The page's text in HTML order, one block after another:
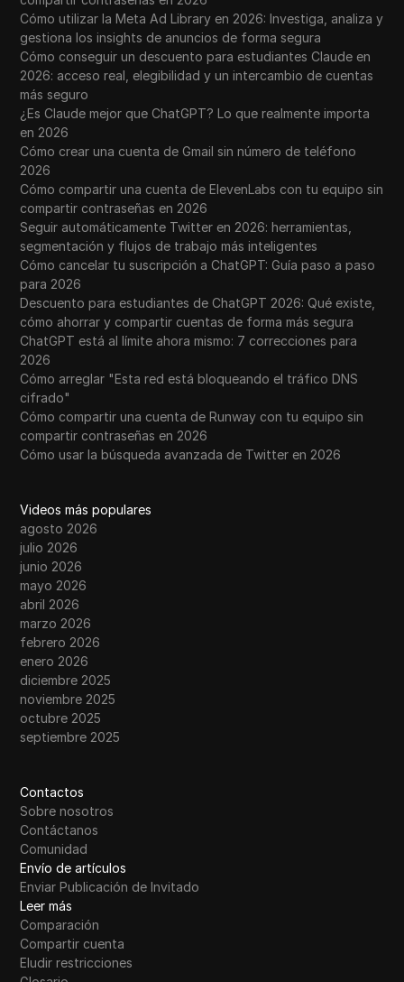
Cómo utilizar la Meta Ad Library en 2026: Investiga, analiza y
gestiona los insights de anuncios de forma segura
Cómo conseguir un descuento para estudiantes Claude en
2026: acceso real, elegibilidad y un intercambio de cuentas
más seguro
¿Es Claude mejor que ChatGPT? Lo que realmente importa
en 2026
Cómo crear una cuenta de Gmail sin número de teléfono
2026
Cómo compartir una cuenta de ElevenLabs con tu equipo sin
compartir contraseñas en 2026
Seguir automáticamente Twitter en 2026: herramientas,
segmentación y flujos de trabajo más inteligentes
Cómo cancelar tu suscripción a ChatGPT: Guía paso a paso
para 2026
Descuento para estudiantes de ChatGPT 2026: Qué existe,
cómo ahorrar y compartir cuentas de forma más segura
ChatGPT está al límite ahora mismo: 7 correcciones para
2026
Cómo arreglar "Esta red está bloqueando el tráfico DNS
cifrado"
Cómo compartir una cuenta de Runway con tu equipo sin
compartir contraseñas en 2026
Cómo usar la búsqueda avanzada de Twitter en 2026
Videos más populares
agosto 2026
julio 2026
junio 2026
mayo 2026
abril 2026
marzo 2026
febrero 2026
enero 2026
diciembre 2025
noviembre 2025
octubre 2025
septiembre 2025
Contactos
Sobre nosotros
Contáctanos
Comunidad
Envío de artículos
Enviar Publicación de Invitado
Leer más
Comparación
Compartir cuenta
Eludir restricciones